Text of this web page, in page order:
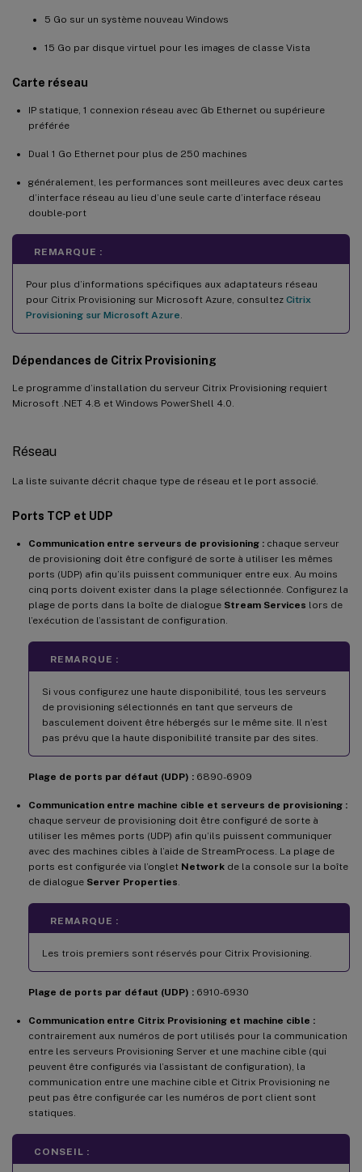
5 Go sur un système nouveau Windows
15 Go par disque virtuel pour les images de classe Vista
Carte réseau
IP statique, 1 connexion réseau avec Gb Ethernet ou supérieure
préférée
Dual 1 Go Ethernet pour plus de 250 machines
généralement, les performances sont meilleures avec deux cartes
d’interface réseau au lieu d’une seule carte d’interface réseau
double-port
REMARQUE :
Pour plus d’informations spécifiques aux adaptateurs réseau
pour Citrix Provisioning sur Microsoft Azure, consultez Citrix
Provisioning sur Microsoft Azure
Dépendances de Citrix Provisioning
Le programme d’installation du serveur Citrix Provisioning requiert
Microsoft .NET 4.8 et Windows PowerShell 4.0.
Réseau
La liste suivante décrit chaque type de réseau et le port associé.
Ports TCP et UDP
Communication entre serveurs de provisioning : chaque serveur
de provisioning doit être configuré de sorte à utiliser les mêmes
ports (UDP) afin qu’ils puissent communiquer entre eux. Au moins
cinq ports doivent exister dans la plage sélectionnée. Configurez la
plage de ports dans la boîte de dialogue Stream Services lors de
l’exécution de l’assistant de configuration.
REMARQUE :
Si vous configurez une haute disponibilité, tous les serveurs
de provisioning sélectionnés en tant que serveurs de
basculement doivent être hébergés sur le même site. Il n’est
pas prévu que la haute disponibilité transite par des sites.
Plage de ports par défaut (UDP) : 6890-6909
Communication entre machine cible et serveurs de provisioning :
chaque serveur de provisioning doit être configuré de sorte à
utiliser les mêmes ports (UDP) afin qu’ils puissent communiquer
avec des machines cibles à l’aide de StreamProcess. La plage de
ports est configurée via l’onglet Network de la console sur la boîte
de dialogue Server Properties
REMARQUE :
Les trois premiers sont réservés pour Citrix Provisioning.
Plage de ports par défaut (UDP) : 6910-6930
Communication entre Citrix Provisioning et machine cible :
contrairement aux numéros de port utilisés pour la communication
entre les serveurs Provisioning Server et une machine cible (qui
peuvent être configurés via l’assistant de configuration), la
communication entre une machine cible et Citrix Provisioning ne
peut pas être configurée car les numéros de port client sont
statiques.
CONSEIL :